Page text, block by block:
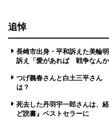
追悼
長崎市出身・平和訴えた美輪
訴え「愛があれば 戦争なんか
つげ義春さんと白土三平さん
は？
死去した丹羽宇一郎さんは、
ど読書』ベストセラーに